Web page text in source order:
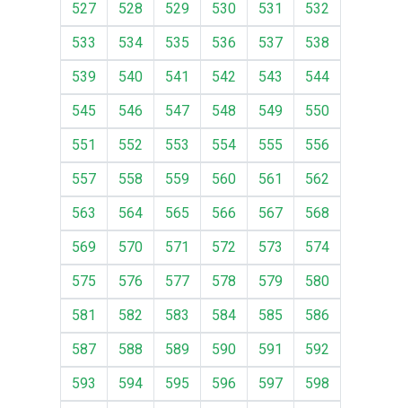
527
528 529 530 531
532
533
534 535 536 537
538
539
540 541 542 543
544
545
546 547 548 549
550
551
552 553 554 555
556
557
558 559 560 561
562
563
564 565 566 567
568
569
570 571 572 573
574
575
576 577 578 579
580
581
582 583 584 585
586
587
588 589 590 591
592
593
594 595 596 597
598